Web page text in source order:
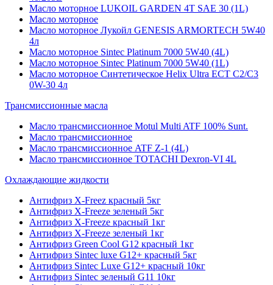
Масло моторное LUKOIL GARDEN 4Т SAE 30 (1L)
Масло моторное
Масло моторное Лукойл GENESIS ARMORTECH 5W40
4л
Масло моторное Sintec Platinum 7000 5W40 (4L)
Масло моторное Sintec Platinum 7000 5W40 (1L)
Масло моторное Синтетическое Helix Ultra ECT C2/C3
0W-30 4л
Трансмиссионные масла
Масло трансмиссионное Motul Multi ATF 100% Sunt.
Масло трансмиссионное
Масло трансмиссионное ATF Z-1 (4L)
Масло трансмиссионное TOTACHI Dexron-VI 4L
Охлаждающие жидкости
Антифриз X-Freez красный 5кг
Антифриз X-Freeze зеленый 5кг
Антифриз X-Freeze красный 1кг
Антифриз X-Freeze зеленый 1кг
Антифриз Green Cool G12 красный 1кг
Антифриз Sintec luxe G12+ красный 5кг
Антифриз Sintec Luxe G12+ красный 10кг
Антифриз Sintec зеленый G11 10кг